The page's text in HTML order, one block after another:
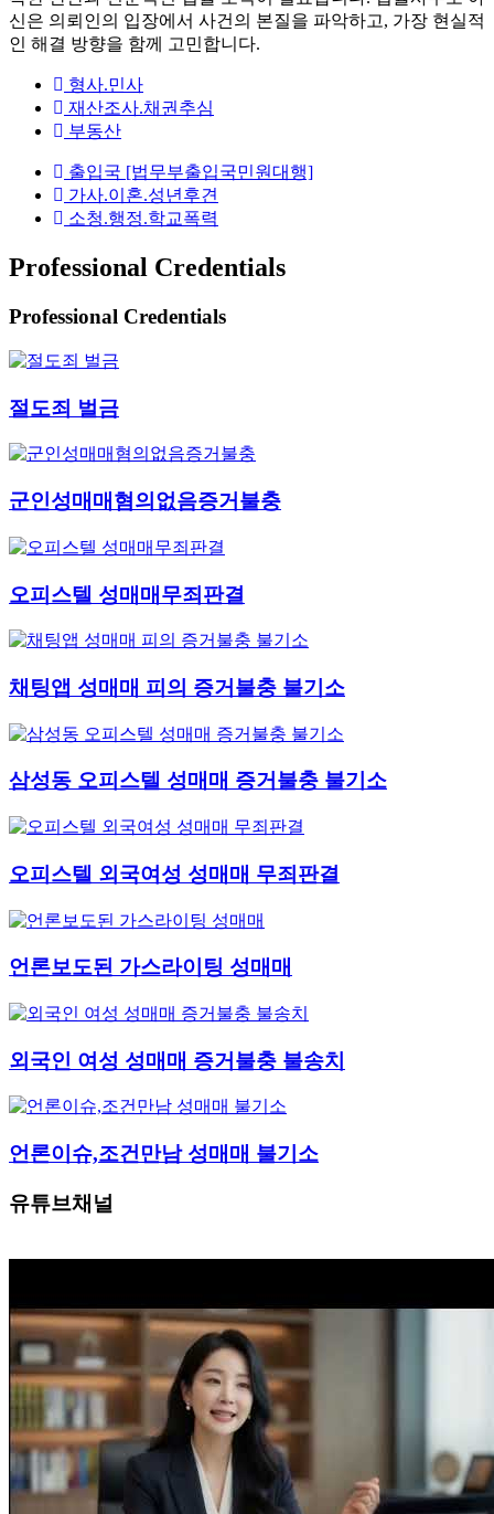
신은 의뢰인의 입장에서 사건의 본질을 파악하고, 가장 현실적
인 해결 방향을 함께 고민합니다.
형사.민사
재산조사.채권추심
부동산
출입국 [법무부출입국민원대행]
가사.이혼.성년후견
소청.행정.학교폭력
Professional Credentials
Professional Credentials
절도죄 벌금
군인성매매혐의없음증거불충
오피스텔 성매매무죄판결
채팅앱 성매매 피의 증거불충 불기소
삼성동 오피스텔 성매매 증거불충 불기소
오피스텔 외국여성 성매매 무죄판결
언론보도된 가스라이팅 성매매
외국인 여성 성매매 증거불충 불송치
언론이슈,조건만남 성매매 불기소
유튜브채널